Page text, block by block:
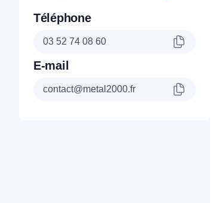
Téléphone
03 52 74 08 60
E-mail
contact@metal2000.fr